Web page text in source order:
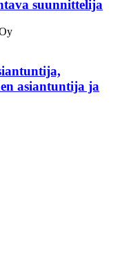
suunnittelija
asiantuntija ja